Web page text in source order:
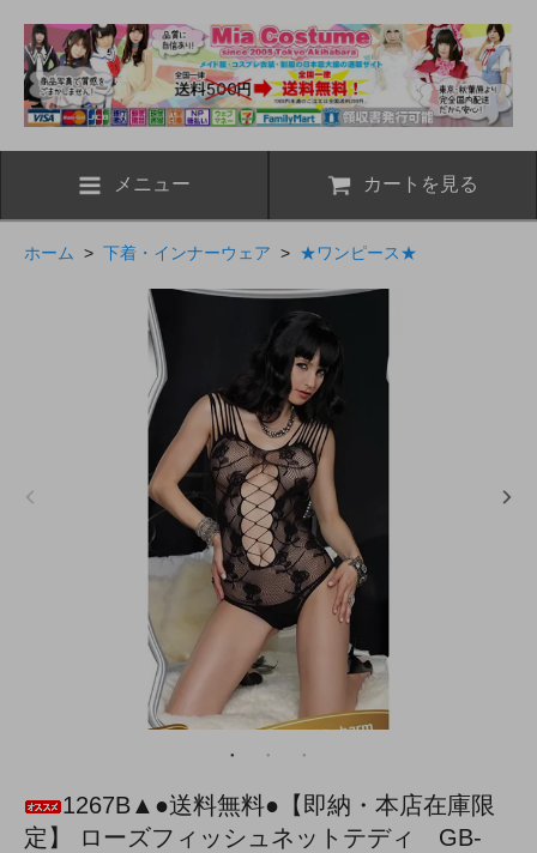
メニュー カートを見る
ホーム > 下着・インナーウェア > ★ワンピース★
1267B▲●送料無料●【即納・本店在庫限
定】 ローズフィッシュネットテディ GB-